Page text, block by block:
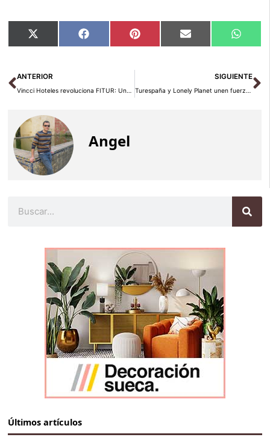
Compartir
en
X
(Twitter)
Compartir
en
Facebook Compartir
en
Pinterest Compartir
en
Email
en
Ant
ANTERIOR
Vincci Hoteles revoluciona FITUR: Una noche de hotel en plena feria
SIGUIENTE
Turespaña y Lonely Planet unen fuerzas para promover el turismo sostenible en España
Angel
Últimos artículos